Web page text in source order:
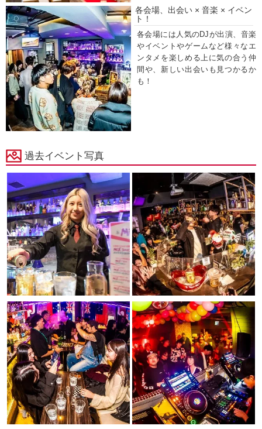
各会場、出会い × 音楽 × イベン
ト！
各会場には人気のDJが出演、音楽
やイベントやゲームなど様々なエ
ンタメを楽しめる上に気の合う仲
間や、新しい出会いも見つかるか
も！
過去イベント写真